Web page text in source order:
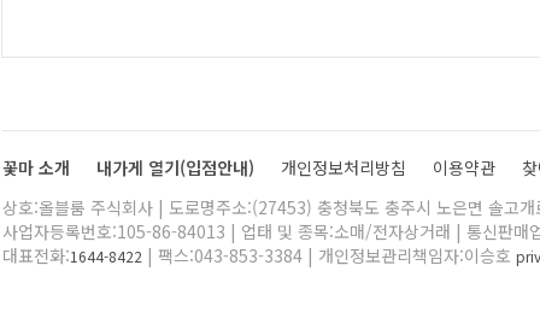
꽃마 소개 내가게 열기(입점안내) 개인정보처리방침 이용약관
상호:올블룸 주식회사 | 도로명주소:(27453) 충청북도 충주시 노은면 솔고
사업자등록번호:105-86-84013 | 업태 및 종목:소매/전자상거래 | 통신판매
대표전화:1644-8422 | 팩스:043-853-3384 | 개인정보관리책임자:이승호